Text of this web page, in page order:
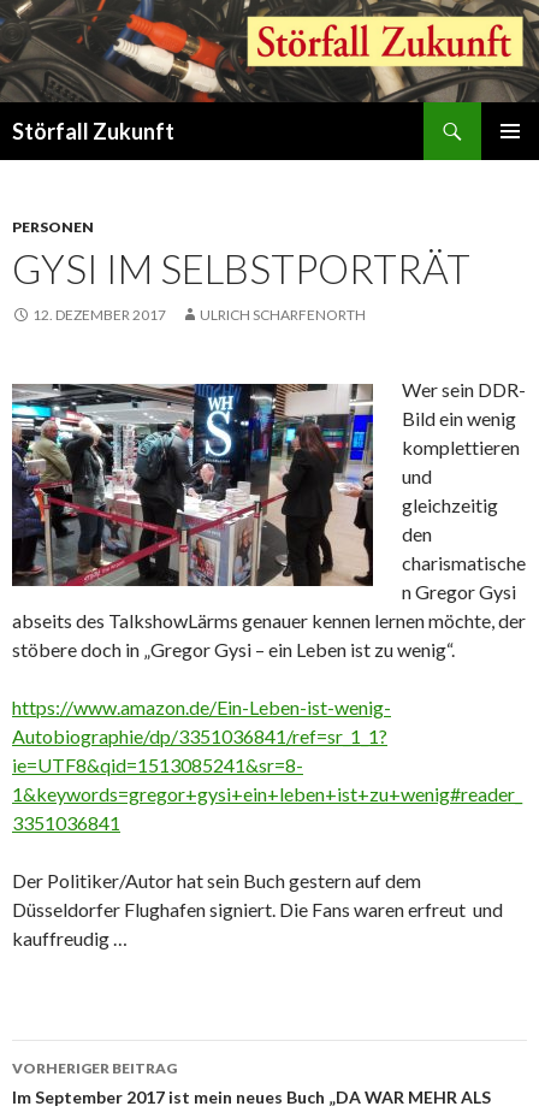
Störfall Zukunft
PERSONEN
GYSI IM SELBSTPORTRÄT
12. DEZEMBER 2017 ULRICH SCHARFENORTH
Wer sein DDR-
Bild ein wenig
komplettieren
und
gleichzeitig
den
charismatische
n Gregor Gysi
abseits des TalkshowLärms genauer kennen lernen möchte, der
stöbere doch in „Gregor Gysi – ein Leben ist zu wenig“.
https://www.amazon.de/Ein-Leben-ist-wenig-
Autobiographie/dp/3351036841/ref=sr_1_1?
ie=UTF8&qid=1513085241&sr=8-
1&keywords=gregor+gysi+ein+leben+ist+zu+wenig#reader_
3351036841
Der Politiker/Autor hat sein Buch gestern auf dem
Düsseldorfer Flughafen signiert. Die Fans waren erfreut und
kauffreudig …
Beitrags-
Navigation
VORHERIGER BEITRAG
Im September 2017 ist mein neues Buch „DA WAR MEHR ALS